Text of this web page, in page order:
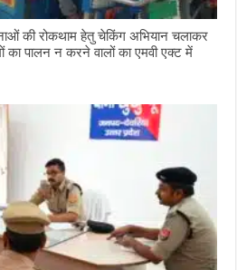
की रोकथाम हेतु चेकिंग अभियान चलाकर
का पालन न करने वालों का एमवी एक्ट में